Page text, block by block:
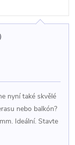
nyní také skvělé
nebo balkón?
Ideální. Stavte